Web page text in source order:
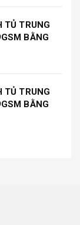
TỦ TRUNG
BẰNG
TỦ TRUNG
BẰNG